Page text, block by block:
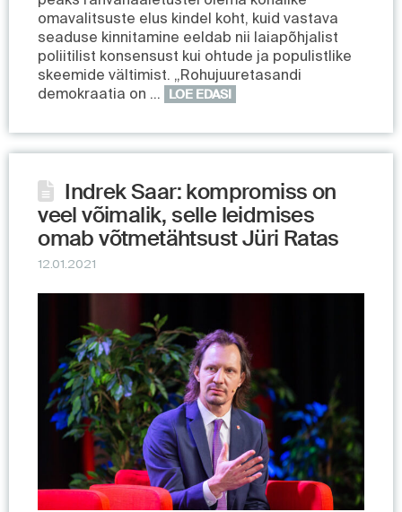
omavalitsuste elus kindel koht, kuid vastava
seaduse kinnitamine eeldab nii laiapõhjalist
poliitilist konsensust kui ohtude ja populistlike
skeemide vältimist. „Rohujuuretasandi
demokraatia on …
LOE EDASI
Indrek Saar: kompromiss on
veel võimalik, selle leidmises
omab võtmetähtsust Jüri Ratas
12.01.2021